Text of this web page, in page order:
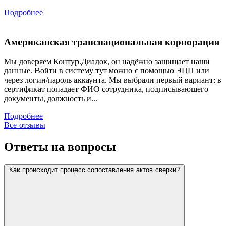
Подробнее
Американская транснациональная корпорация
Мы доверяем Контур.Диадок, он надёжно защищает наши
данные. Войти в систему тут можно с помощью ЭЦП или
через логин/пароль аккаунта. Мы выбрали первый вариант: в
сертификат попадает ФИО сотрудника, подписывающего
документы, должность и...
Подробнее
Все отзывы
Ответы на вопросы
Как происходит процесс сопоставления актов сверки?